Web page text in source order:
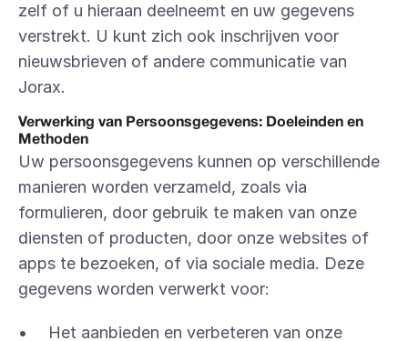
zelf of u hieraan deelneemt en uw gegevens
verstrekt. U kunt zich ook inschrijven voor
nieuwsbrieven of andere communicatie van
Jorax.
Verwerking van Persoonsgegevens: Doeleinden en
Methoden
Uw persoonsgegevens kunnen op verschillende
manieren worden verzameld, zoals via
formulieren, door gebruik te maken van onze
diensten of producten, door onze websites of
apps te bezoeken, of via sociale media. Deze
gegevens worden verwerkt voor:
Het aanbieden en verbeteren van onze